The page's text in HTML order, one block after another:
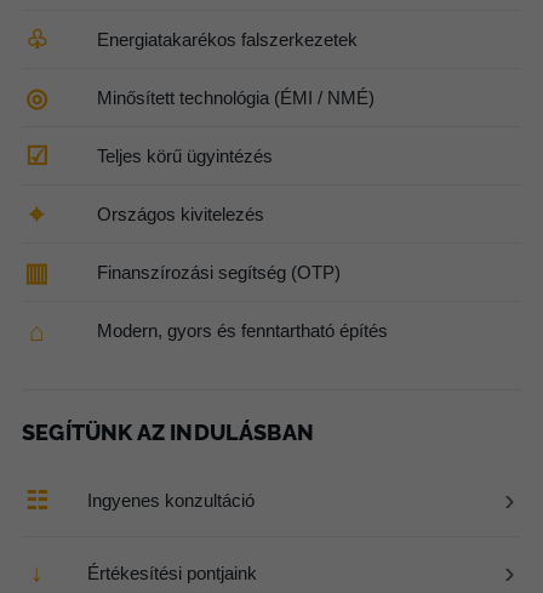
♧ Energiatakarékos falszerkezetek
◎ Minősített technológia (ÉMI / NMÉ)
☑ Teljes körű ügyintézés
⌖ Országos kivitelezés
▥ Finanszírozási segítség (OTP)
⌂ Modern, gyors és fenntartható építés
SEGÍTÜNK AZ INDULÁSBAN
☷ Ingyenes konzultáció ›
↓ Értékesítési pontjaink ›